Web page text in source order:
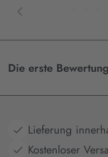
Die erste
Lieferung
Kostenloser